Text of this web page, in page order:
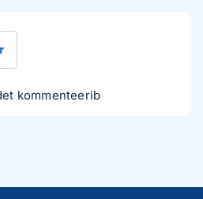
kommenteerib